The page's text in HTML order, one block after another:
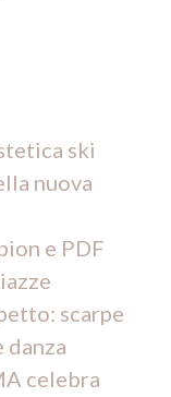
ski
nuova
e PDF
scarpe
danza
celebra